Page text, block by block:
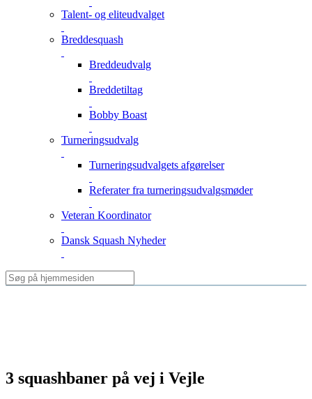
Talent- og eliteudvalget
Breddesquash
Breddeudvalg
Breddetiltag
Bobby Boast
Turneringsudvalg
Turneringsudvalgets afgørelser
Referater fra turneringsudvalgsmøder
Veteran Koordinator
Dansk Squash Nyheder
3 squashbaner på vej i Vejle